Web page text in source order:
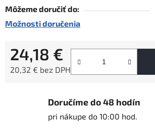
Môžeme doručiť do:
Možnosti doručenia
24,18 €
20,32 € bez DPH
Doručíme do 48 hodín
pri nákupe do 10:00 hod.